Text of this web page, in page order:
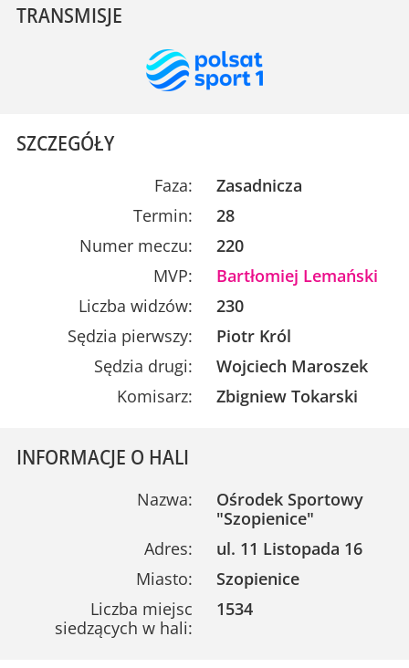
TRANSMISJE
SZCZEGÓŁY
Faza:
Zasadnicza
Termin:
28
Numer meczu:
220
MVP:
Bartłomiej Lemański
Liczba widzów:
230
Sędzia pierwszy:
Piotr Król
Sędzia drugi:
Wojciech Maroszek
Komisarz:
Zbigniew Tokarski
INFORMACJE O HALI
Nazwa:
Ośrodek Sportowy
"Szopienice"
Adres:
ul. 11 Listopada 16
Miasto:
Szopienice
Liczba miejsc
siedzących w hali:
1534